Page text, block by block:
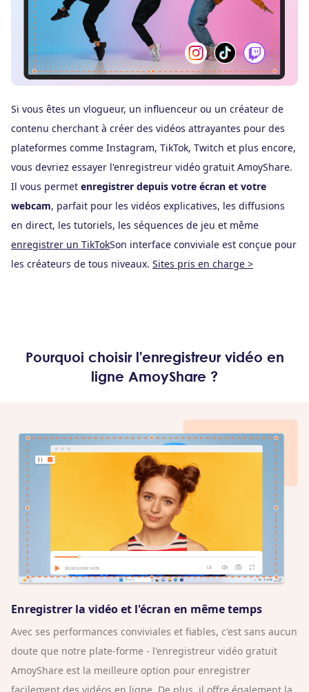
Si vous êtes un vlogueur, un influenceur ou un créateur de
contenu cherchant à créer des vidéos attrayantes pour des
plateformes comme Instagram, TikTok, Twitch et plus encore,
vous devriez essayer l'enregistreur vidéo gratuit AmoyShare.
Il vous permet enregistrer depuis votre écran et votre
webcam, parfait pour les vidéos explicatives, les diffusions
en direct, les tutoriels, les séquences de jeu et même
enregistrer un TikTokSon interface conviviale est conçue pour
les créateurs de tous niveaux. Sites pris en charge >
Pourquoi choisir l'enregistreur vidéo en
ligne AmoyShare ?
Enregistrer la vidéo et l'écran en même temps
Avec ses performances conviviales et fiables, c'est sans aucun
doute que notre plate-forme - l'enregistreur vidéo gratuit
AmoyShare est la meilleure option pour enregistrer